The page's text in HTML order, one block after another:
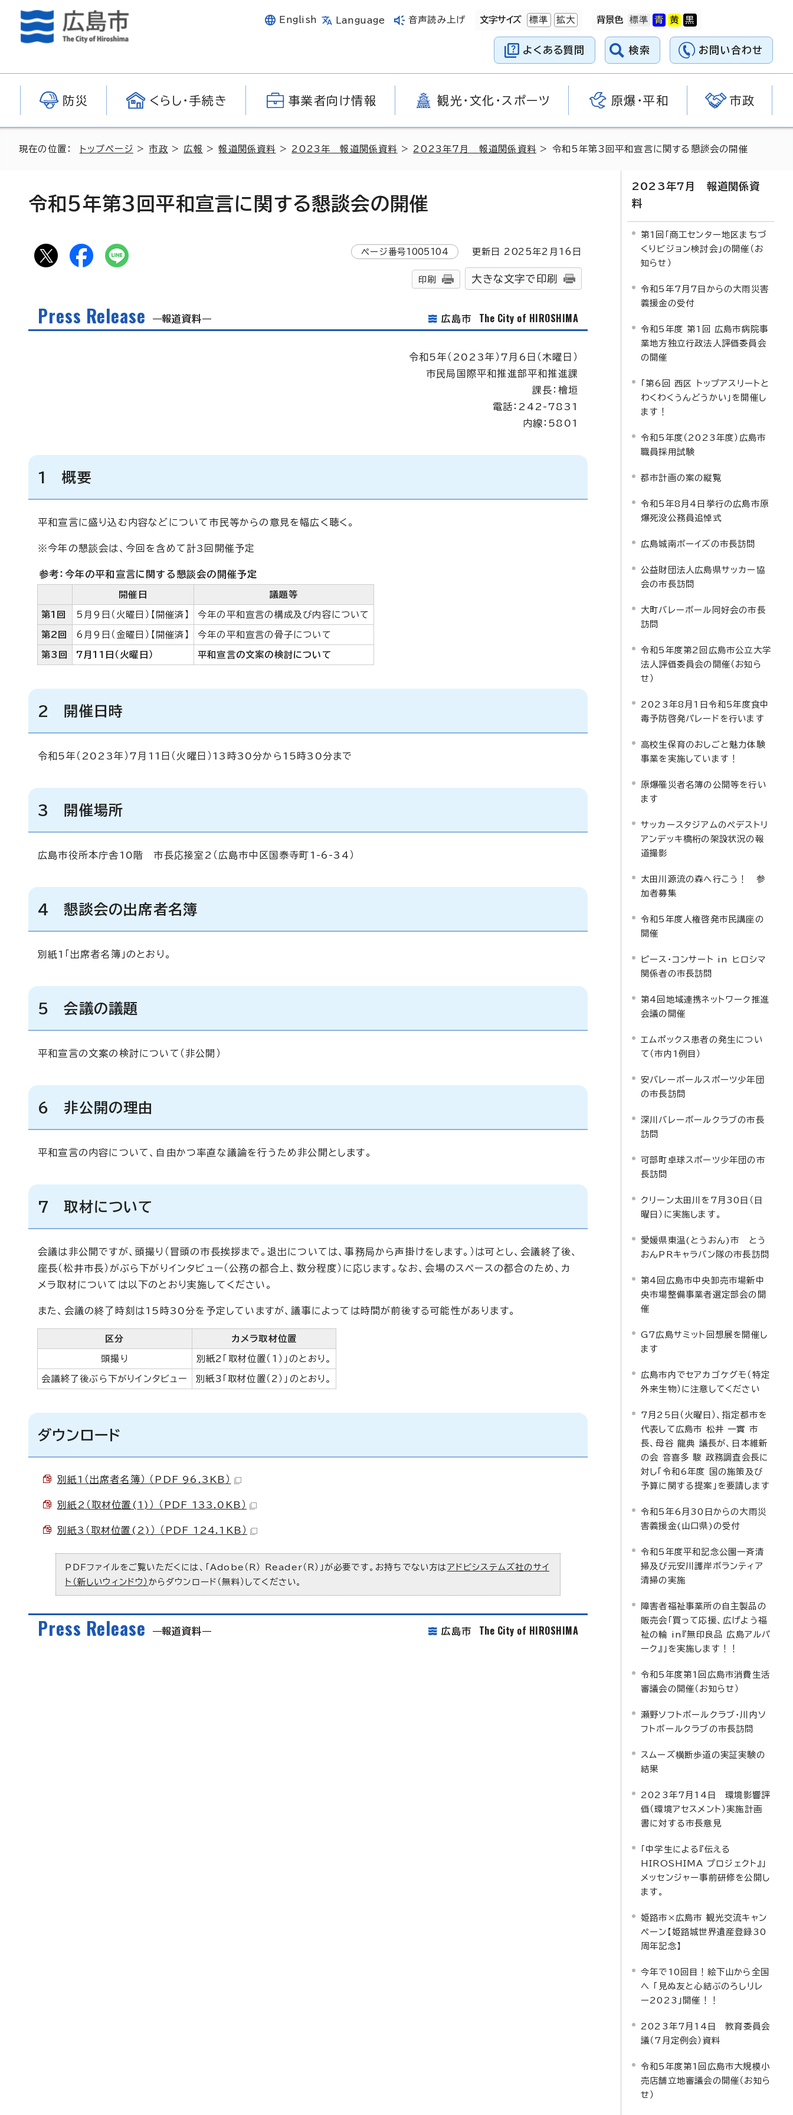
English Language 音声読み上げ 文字サイズ 標準 拡大 背景色
よくある質問 検索 お問い合わせ
防災 くらし・手続き 事業者向け情報 観光・文化・スポーツ 原爆・平和 市政
現在の位置： トップページ >市政 > 広報 >報道関係資料 > 2023年 報道関係資料 > 2023年7月 報道関係資料 > 令和5年第3回平和宣言に関する懇談会の開催
令和5年第3回平和宣言に関する懇談会の開催
ページ番号1005104 更新日 2025年2月 16 日
印刷 大きな文字で印刷
Press Release 報道資料 広島市 The City of HIROSHIMA
令和5年（2023年）7月6日（木曜日）
市民局国際平和推進部平和推進課
課長：檜垣
電話：242-7831
内線：5801
1 概要
平和宣言に盛り込む内容などについて市民等からの意見を幅広く聴く。
※今年の懇談会は、今回を含めて計3回開催予定
参考：今年の平和宣言に関する懇談会の開催予定
開催日 議題等
第1回 5月9日（火曜日）【開催済】 今年の平和宣言の構成及び内容について
第2回 6月9日（金曜日）【開催済】 今年の平和宣言の骨子について
第3回 7月11日（火曜日） 平和宣言の文案の検討について
2 開催日時
令和5年（2023年）7月11日（火曜日）13時30分から15時30分まで
3 開催場所
広島市役所本庁舎10階 市長応接室2（広島市中区国泰寺町1-6-34）
4 懇談会の出席者名簿
別紙1「出席者名簿」のとおり。
5 会議の議題
平和宣言の文案の検討について（非公開）
6 非公開の理由
平和宣言の内容について、自由かつ率直な議論を行うため非公開とします。
7 取材について
会議は非公開ですが、頭撮り（冒頭の市長挨拶まで。退出については、事務局から声掛けをします。）は可とし、会議終了後、
座長（松井市長）がぶら下がりインタビュー（公務の都合上、数分程度）に応じます。なお、会場のスペースの都合のため、カ
メラ取材については以下のとおり実施してください。
また、会議の終了時刻は15時30分を予定していますが、議事によっては時間が前後する可能性があります。
区分 カメラ取材位置
頭撮り 別紙2「取材位置（1）」のとおり。
会議終了後ぶら下がりインタビュー 別紙3「取材位置（2）」のとおり。
ダウンロード
別紙1（出席者名簿） （PDF 96.3KB）
別紙2（取材位置(1)） （PDF 133.0KB）
別紙3（取材位置(2)） （PDF 124.1KB）
PDFファイルをご覧いただくには、「Adobe（R） Reader（R）」が必要です。お持ちでない方は アドビシステムズ社のサイ
ト（新しいウィンドウ） からダウンロード（無料）してください。
Press Release 報道資料 広島市 The City of HIROSHIMA
2023年7月 報道関係資
料
第1回「商工センター地区まちづ
くりビジョン検討会」の開催（お
知らせ）
令和5年7月7日からの大雨災害
義援金の受付
令和5年度 第1回 広島市病院事
業地方独立行政法人評価委員会
の開催
「第6回 西区 トップアスリートと
わくわくうんどうかい」を開催し
ます！
令和5年度（2023年度）広島市
職員採用試験
都市計画の案の縦覧
令和5年8月4日挙行の広島市原
爆死没公務員追悼式
広島城南ボーイズの市長訪問
公益財団法人広島県サッカー協
会の市長訪問
大町バレーボール同好会の市長
訪問
令和5年度第2回広島市公立大学
法人評価委員会の開催（お知ら
せ）
2023年8月1日令和5年度食中
毒予防啓発パレードを行います
高校生保育のおしごと魅力体験
事業を実施しています！
原爆罹災者名簿の公開等を行い
ます
サッカースタジアムのペデストリ
アンデッキ橋桁の架設状況の報
道撮影
太田川源流の森へ行こう！ 参
加者募集
令和5年度人権啓発市民講座の
開催
ピース・コンサート in ヒロシマ
関係者の市長訪問
第4回地域連携ネットワーク推進
会議の開催
エムポックス患者の発生につい
て（市内1例目）
安バレーボールスポーツ少年団
の市長訪問
深川バレーボールクラブの市長
訪問
可部町卓球スポーツ少年団の市
長訪問
クリーン太田川を7月30日（日
曜日）に実施します。
愛媛県東温(とうおん)市 とう
おんPRキャラバン隊の市長訪問
第4回広島市中央卸売市場新中
央市場整備事業者選定部会の開
催
G7広島サミット回想展を開催し
ます
広島市内でセアカゴケグモ（特定
外来生物）に注意してください
7月25日（火曜日）、指定都市を
代表して広島市 松井 一實 市
長、母谷 龍典 議長が、日本維新
の会 音喜多 駿 政務調査会長に
対し「令和6年度 国の施策及び
予算に関する提案」を要請します
令和5年6月30日からの大雨災
害義援金(山口県)の受付
令和5年度平和記念公園一斉清
掃及び元安川護岸ボランティア
清掃の実施
障害者福祉事業所の自主製品の
販売会「買って応援、広げよう福
祉の輪 in『無印良品 広島アルパ
ーク』」を実施します！！
令和5年度第1回広島市消費生活
審議会の開催（お知らせ）
瀬野ソフトボールクラブ・川内ソ
フトボールクラブの市長訪問
スムーズ横断歩道の実証実験の
結果
2023年7月14日 環境影響評
価（環境アセスメント）実施計画
書に対する市長意見
「中学生による『伝える
HIROSHIMA プロジェクト』」
メッセンジャー事前研修を公開し
ます。
姫路市×広島市 観光交流キャン
ペーン【姫路城世界遺産登録30
周年記念】
今年で10回目！絵下山から全国
へ 「見ぬ友と心結ぶのろしリレ
ー2023」開催！！
2023年7月14日 教育委員会
議（7月定例会）資料
令和5年度第1回広島市大規模小
売店舗立地審議会の開催（お知ら
せ）